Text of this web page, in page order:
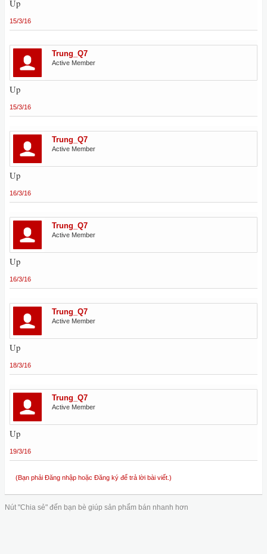
Up
15/3/16
Trung_Q7
Active Member
Up
15/3/16
Trung_Q7
Active Member
Up
16/3/16
Trung_Q7
Active Member
Up
16/3/16
Trung_Q7
Active Member
Up
18/3/16
Trung_Q7
Active Member
Up
19/3/16
(Bạn phải Đăng nhập hoặc Đăng ký để trả lời bài viết.)
Nút "Chia sẻ" đến bạn bè giúp sản phẩm bán nhanh hơn